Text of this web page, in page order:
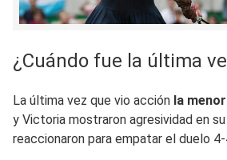
¿Cuándo fue la última
La última vez que vio acción la
y Victoria mostraron agresividad en
reaccionaron para empatar el duelo 4-